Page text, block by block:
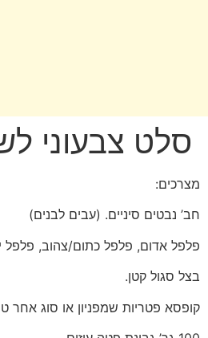
סלט צבעוני
מצרכים:
חב’ נבטים סיניים. (עבים לבנים)
פלפל אדום, פלפל כתום/צהוב, פלפל
בצל סגול קטן.
קופסא פטריות שמפניון או סוג אחר